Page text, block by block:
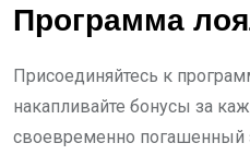
Программа
Присоединяйтесь к
накапливайте бонусы за
своевременно погашенный